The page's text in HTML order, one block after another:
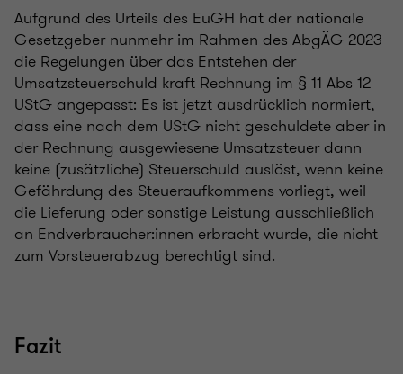
Aufgrund des Urteils des EuGH hat der nationale
Gesetzgeber nunmehr im Rahmen des AbgÄG 2023
die Regelungen über das Entstehen der
Umsatzsteuerschuld kraft Rechnung im § 11 Abs 12
UStG angepasst: Es ist jetzt ausdrücklich normiert,
dass eine nach dem UStG nicht geschuldete aber in
der Rechnung ausgewiesene Umsatzsteuer dann
keine (zusätzliche) Steuerschuld auslöst, wenn keine
Gefährdung des Steueraufkommens vorliegt, weil
die Lieferung oder sonstige Leistung ausschließlich
an Endverbraucher:innen erbracht wurde, die nicht
zum Vorsteuerabzug berechtigt sind.
Fazit